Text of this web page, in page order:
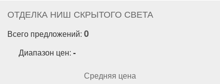
ОТДЕЛКА НИШ СКРЫТОГО СВЕТА
Всего предложений: 0
Диапазон цен: -
Средняя цена